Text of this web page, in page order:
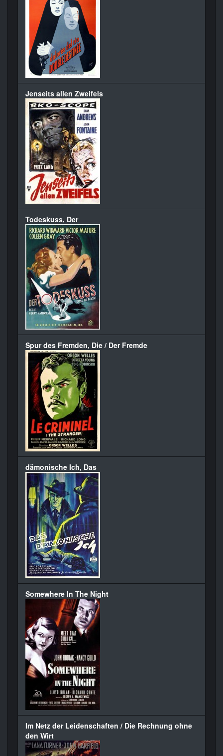
Jenseits allen Zweifels
Todeskuss, Der
Spur des Fremden, Die / Der Fremde
dämonische Ich, Das
Somewhere In The Night
Im Netz der Leidenschaften / Die Rechnung ohne
den Wirt